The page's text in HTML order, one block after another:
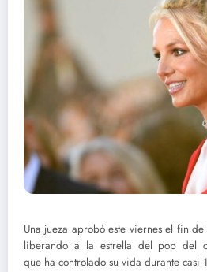
Una jueza aprobó este viernes el fin
liberando a la estrella del pop del
que ha controlado su vida durante casi